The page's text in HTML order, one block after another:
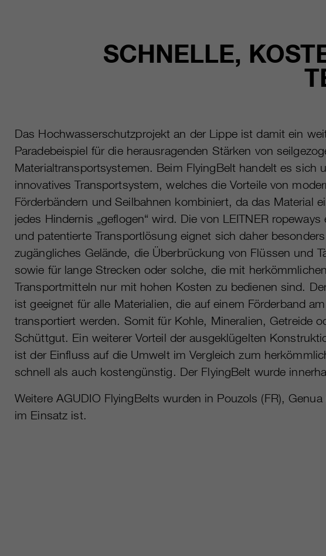
SCHNELLE,
Das Hochwasserschutzprojekt an der Lippe ist damit ein
Paradebeispiel für die herausragenden Stärken von
Materialtransportsystemen. Beim FlyingBelt handelt es sich
innovatives Transportsystem, welches die Vorteile von
Förderbändern und Seilbahnen kombiniert, da das Material
jedes Hindernis „geflogen“ wird. Die von LEITNER ropeways
und patentierte Transportlösung eignet sich daher
zugängliches Gelände, die Überbrückung von Flüssen und
sowie für lange Strecken oder solche, die mit herkömmlichen
Transportmitteln nur mit hohen Kosten zu bedienen sind.
ist geeignet für alle Materialien, die auf einem Förderband
transportiert werden. Somit für Kohle, Mineralien, Getreide
Schüttgut. Ein weiterer Vorteil der ausgeklügelten
ist der Einfluss auf die Umwelt im Vergleich zum
schnell als auch kostengünstig. Der FlyingBelt wurde
Weitere AGUDIO FlyingBelts wurden in Pouzols (FR),
im Einsatz ist.